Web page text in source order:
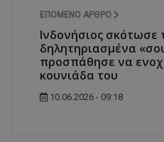
ΕΠΌΜΕΝΟ ΆΡΘΡΟ
Ινδονήσιος σκότωσε
δηλητηριασμένα
προσπάθησε να
κουνιάδα του
10.06.2026 - 09:18